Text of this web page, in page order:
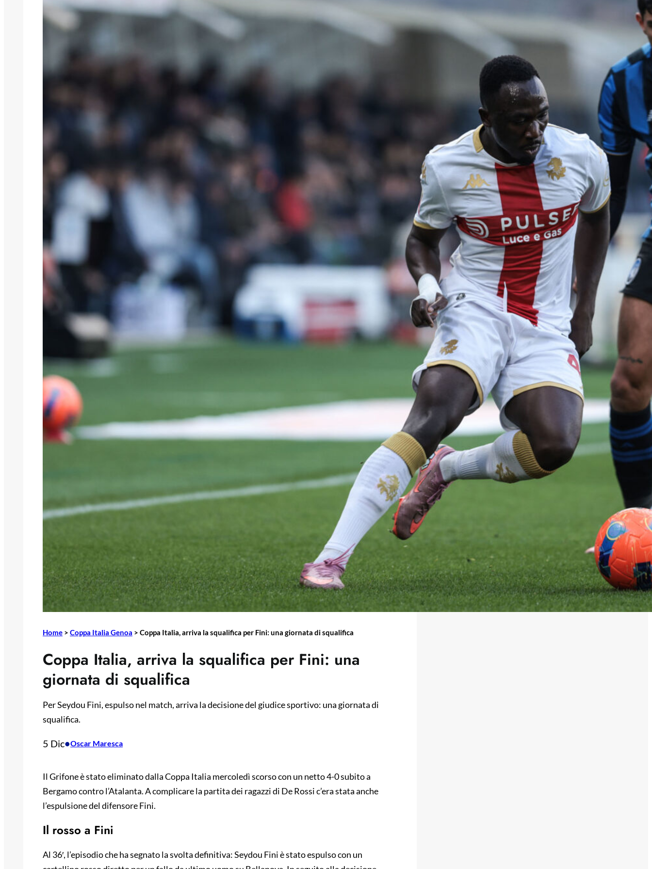
Home > Coppa Italia Genoa > Coppa Italia, arriva la squalifica per Fini: una giornata di squalifica
Coppa Italia, arriva la squalifica per Fini: una
giornata di squalifica
Per Seydou Fini, espulso nel match, arriva la decisione del giudice sportivo: una giornata di
squalifica.
5 Dic•Oscar Maresca
Il Grifone è stato eliminato dalla Coppa Italia mercoledì scorso con un netto 4-0 subito a
Bergamo contro l’Atalanta. A complicare la partita dei ragazzi di De Rossi c’era stata anche
l’espulsione del difensore Fini.
Il rosso a Fini
Al 36′, l’episodio che ha segnato la svolta definitiva: Seydou Fini è stato espulso con un
5 Agosto 2026
Dieci gol subiti dal Bournemouth: un
campanello d’allarme per il Genoa di
5 Agosto 2026
Genoa, spunta Walid Cheddira per
l’attacco: l’attaccante del Napoli è
stato proposto al club rossoblù
5 Agosto 2026